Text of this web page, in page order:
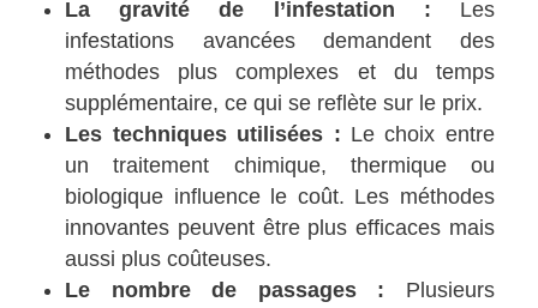
La gravité de l’infestation : Les
infestations avancées demandent des
méthodes plus complexes et du temps
supplémentaire, ce qui se reflète sur le prix.
Les techniques utilisées : Le choix entre
un traitement chimique, thermique ou
biologique influence le coût. Les méthodes
innovantes peuvent être plus efficaces mais
aussi plus coûteuses.
Le nombre de passages : Plusieurs